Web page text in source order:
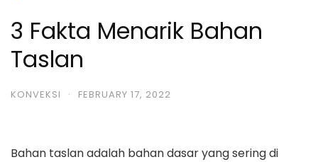
3 Fakta Menarik Bahan
Taslan
KONVEKSI · FEBRUARY 17, 2022
Bahan taslan adalah bahan dasar yang sering di